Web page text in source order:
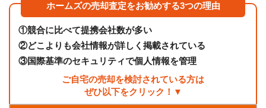
ホームズの売却査定をお勧めする3つの理由
①競合に比べて提携会社数が多い
②どこよりも会社情報が詳しく掲載されている
③国際基準のセキュリティで個人情報を管理
ご自宅の売却を検討されている方は
ぜひ以下をクリック！▼